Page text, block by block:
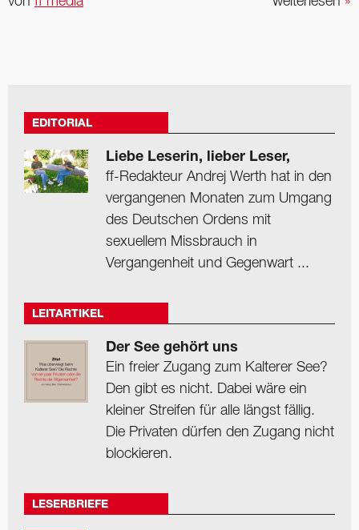
EDITORIAL
Liebe Leserin, lieber Leser,
ff-Redakteur Andrej Werth hat in den
vergangenen Monaten zum Umgang
des Deutschen Ordens mit
sexuellem Missbrauch in
Vergangenheit und Gegenwart ...
LEITARTIKEL
Der See gehört uns
Ein freier Zugang zum Kalterer See?
Den gibt es nicht. Dabei wäre ein
kleiner Streifen für alle längst fällig.
Die Privaten dürfen den Zugang nicht
blockieren.
LESERBRIEFE